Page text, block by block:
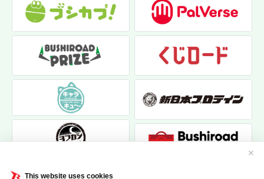
This website uses cookies
✕